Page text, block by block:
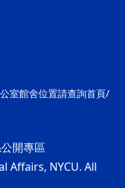
室館舍位置請查詢首頁/
開專區
Affairs, NYCU. All